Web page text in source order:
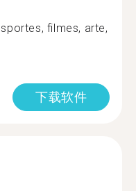
filmes, arte,
下载软件